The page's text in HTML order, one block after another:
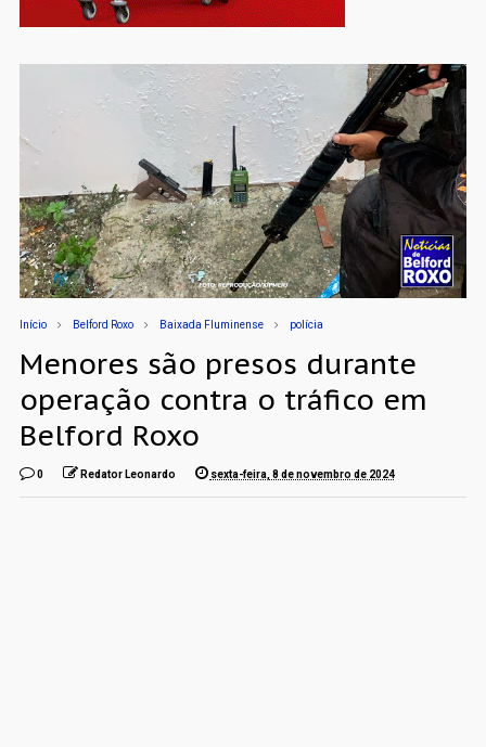
Início Belford Roxo Baixada Fluminense polícia
Menores são presos durante
operação contra o tráfico em
Belford Roxo
0 Redator Leonardo sexta-feira, 8 de novembro de 2024